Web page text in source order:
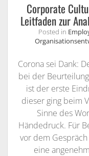
Corporate
Leitfaden zur
Posted in
Corona sei Dank:
bei der
ist der erste
dieser ging beim
Sinne des
Händedruck. Für
vor dem
eine